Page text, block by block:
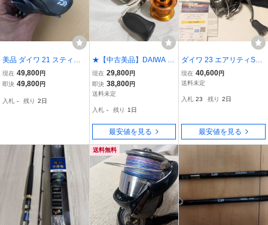
美品 ダイワ 21 スティー
ズ A TW HLC 6.3R 右ハン
ドル STEEZ ベイトリール
本製
現在 49,800円
即決 49,800円
入札 - 残り 2日
★【中古美品】DAIWA R
YOGA ダイワ リョウガ 1
016L 左 SV SPOOLセッ
ト ベイトリール
現在 29,800円
即決 38,800円
送料未定
入札 - 残り 1日
最安値を見る
ダイワ 23 エアリティST
SF2500SS-H-QD 未使用
品
現在 40,600円
送料未定
入札 23 残り 2日
最安値を見る
送料無料